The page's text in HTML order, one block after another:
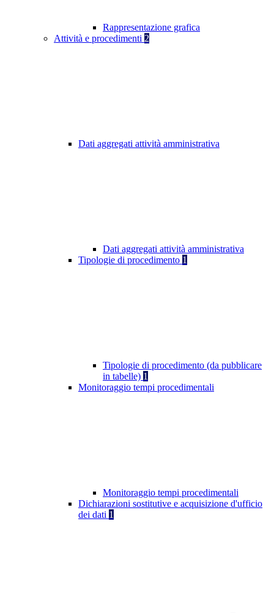
Rappresentazione grafica
Attività e procedimenti 2
Dati aggregati attività amministrativa
Dati aggregati attività amministrativa
Tipologie di procedimento 1
Tipologie di procedimento (da pubblicare
in tabelle) 1
Monitoraggio tempi procedimentali
Monitoraggio tempi procedimentali
Dichiarazioni sostitutive e acquisizione d'ufficio
dei dati 1